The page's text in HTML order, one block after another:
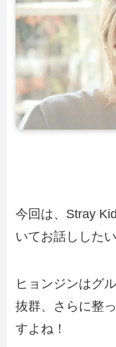
今回は、Stray
いてお話しした
ヒョンジンはグ
抜群、さらに整
すよね！